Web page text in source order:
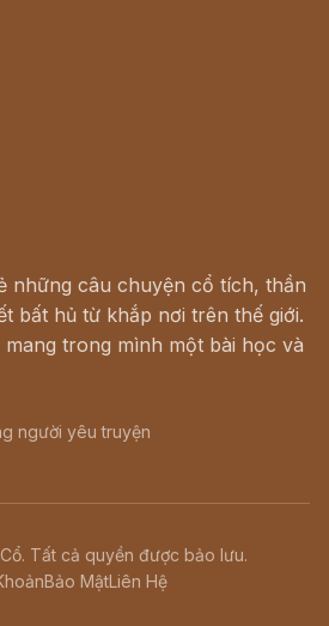
những câu chuyện cổ tích, thần
bất hủ từ khắp nơi trên thế giới.
trong mình một bài học và
người yêu truyện
Tất cả quyền được bảo lưu.
Bảo MậtLiên Hệ